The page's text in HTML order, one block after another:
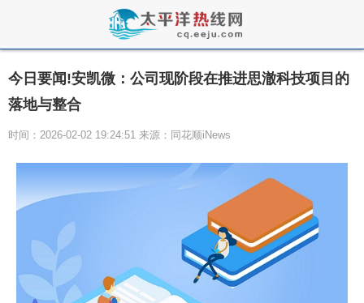
今日要闻!安凯微：公司现阶段在推进思澈科技项目的
落地与整合
时间：2026-02-02 19:24:51 来源：同花顺iNews